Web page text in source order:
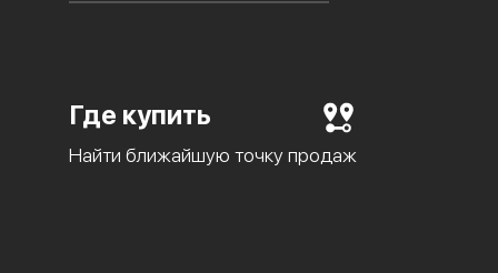
Где купить
Найти ближайшую точку продаж